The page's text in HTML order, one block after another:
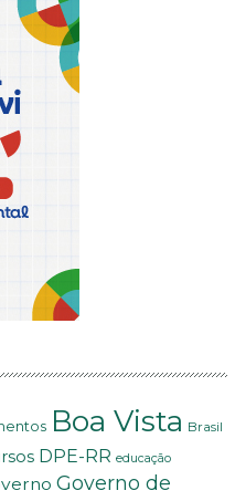
Boa Vista Brasil
DPE-RR educação
Governo de